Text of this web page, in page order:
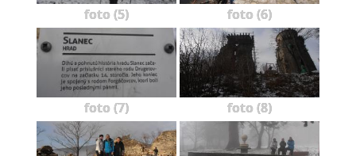
foto (5) foto (6)
foto (7) foto (8)